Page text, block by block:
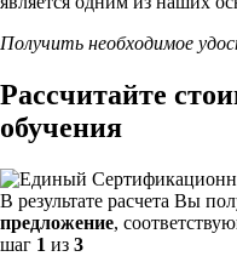
Получить необходимое
Рассчитайте
обучения
В результате расчета Вы
предложение,
шаг 1 из 3